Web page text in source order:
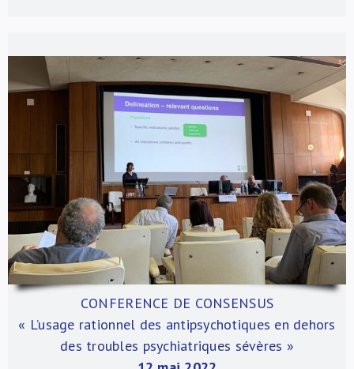
CONFERENCE DE CONSENSUS
« L’usage rationnel des antipsychotiques en dehors
des troubles psychiatriques sévères »